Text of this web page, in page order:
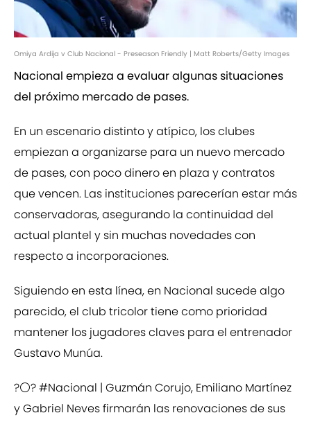
Omiya Ardija v Club Nacional - Preseason Friendly | Matt Roberts/Getty Images
Nacional empieza a evaluar algunas situaciones
del próximo mercado de pases.
En un escenario distinto y atípico, los clubes
empiezan a organizarse para un nuevo mercado
de pases, con poco dinero en plaza y contratos
que vencen. Las instituciones parecerían estar más
conservadoras, asegurando la continuidad del
actual plantel y sin muchas novedades con
respecto a incorporaciones.
Siguiendo en esta línea, en Nacional sucede algo
parecido, el club tricolor tiene como prioridad
mantener los jugadores claves para el entrenador
Gustavo Munúa.
?⚪️?#Nacional | Guzmán Corujo, Emiliano Martínez
y Gabriel Neves firmarán las renovaciones de sus